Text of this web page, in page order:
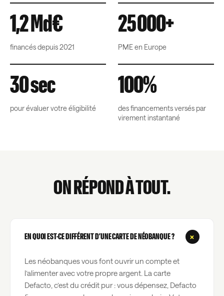
1,2 Md€
financés depuis 2021
25 000+
PME en Europe
30 sec
pour évaluer votre éligibilité
100%
des financements versés par
virement instantané
ON RÉPOND À TOUT.
EN QUOI EST-CE DIFFÉRENT D’UNE CARTE DE NÉOBANQUE ? +
Les néobanques vous font ouvrir un compte et
l’alimenter avec votre propre argent. La carte
Defacto, c’est du crédit pur : vous dépensez, Defacto